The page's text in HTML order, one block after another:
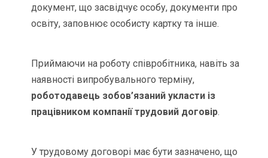
документ, що засвідчує особу, документи про
освіту, заповнює особисту картку та інше.
Приймаючи на роботу співробітника, навіть за
наявності випробувального терміну,
роботодавець зобов’язаний укласти із
працівником компанії трудовий договір.
У трудовому договорі має бути зазначено, що